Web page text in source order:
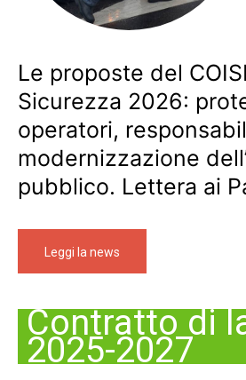
Le proposte del
Sicurezza 2026:
operatori,
modernizzazione
pubblico. Lettera ai
Leggi la news
Contratto di
2025-2027